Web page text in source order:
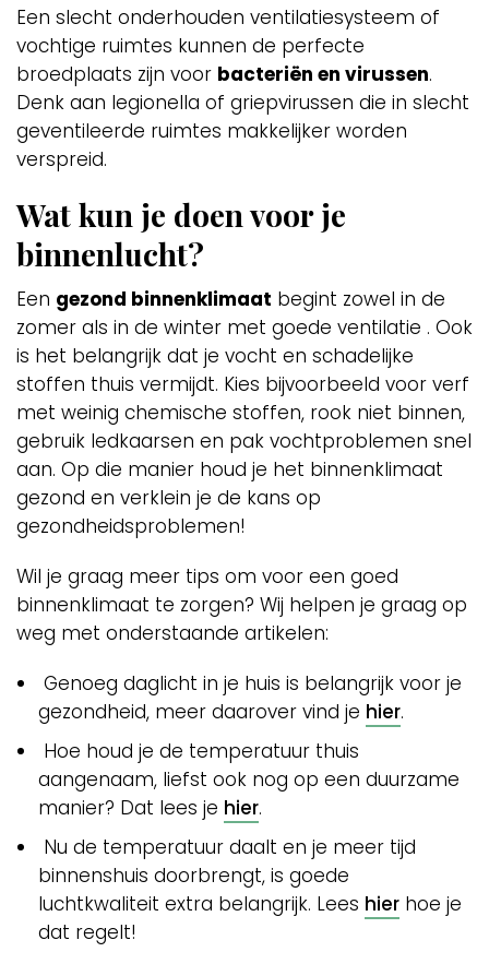
Een slecht onderhouden ventilatiesysteem of
vochtige ruimtes kunnen de perfecte
broedplaats zijn voor bacteriën en virussen.
Denk aan legionella of griepvirussen die in slecht
geventileerde ruimtes makkelijker worden
verspreid.
Wat kun je doen voor je
binnenlucht?
Een gezond binnenklimaat begint zowel in de
zomer als in de winter met goede ventilatie . Ook
is het belangrijk dat je vocht en schadelijke
stoffen thuis vermijdt. Kies bijvoorbeeld voor verf
met weinig chemische stoffen, rook niet binnen,
gebruik ledkaarsen en pak vochtproblemen snel
aan. Op die manier houd je het binnenklimaat
gezond en verklein je de kans op
gezondheidsproblemen!
Wil je graag meer tips om voor een goed
binnenklimaat te zorgen? Wij helpen je graag op
weg met onderstaande artikelen:
Genoeg daglicht in je huis is belangrijk voor je
gezondheid, meer daarover vind je hier.
Hoe houd je de temperatuur thuis
aangenaam, liefst ook nog op een duurzame
manier? Dat lees je hier.
Nu de temperatuur daalt en je meer tijd
binnenshuis doorbrengt, is goede
luchtkwaliteit extra belangrijk. Lees hier hoe je
dat regelt!